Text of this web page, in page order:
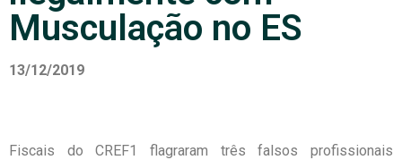
Musculação no ES
13/12/2019
Fiscais do CREF1 flagraram três falsos profissionais